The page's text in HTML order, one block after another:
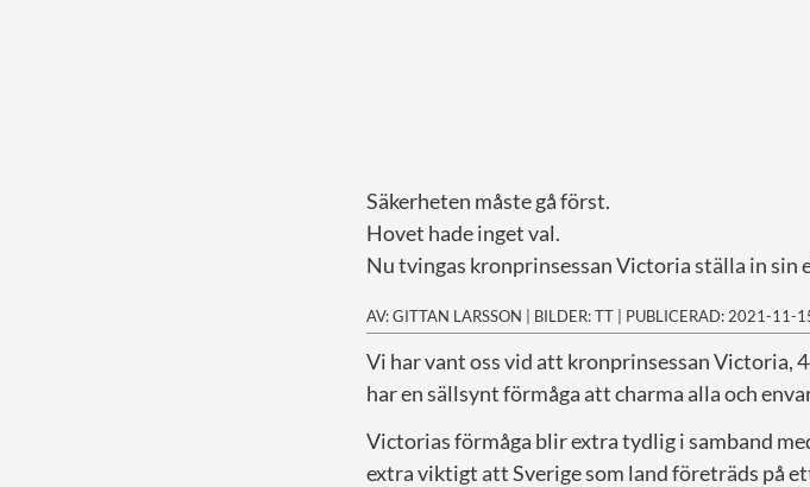
Säkerheten måste gå först.
Hovet hade inget val.
Nu tvingas kronprinsessan Victoria ställa in sin
AV: GITTAN LARSSON | BILDER: TT | PUBLICERAD: 2021-11-
Vi har vant oss vid att kronprinsessan Victoria,
har en sällsynt förmåga att charma alla och
Victorias förmåga blir extra tydlig i samband
extra viktigt att Sverige som land företräds på